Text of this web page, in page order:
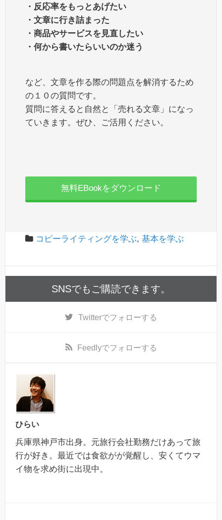
・反応率をもっとあげたい
・文章に行き詰まった
・商品やサービスを見直したい
・何から書いたらいいのか迷う
など、文章を作る際の問題点を解消するため
の１０の質問です。
質問に答えると自然と「売れる文章」になっ
ていきます。ぜひ、ご活用ください。
無料EBookをダウンロード
コピーライティングを学ぶ, 基本を学ぶ
SNSでもご購読できます。
Twitterでフォローする
Feedlyでフォローする
ひらい
兵庫県神戸市出身。元旅行会社勤務だけあって旅
行が好き。最近では食欲がが覚醒し、安くてウマ
イ物を求め街に出現中。